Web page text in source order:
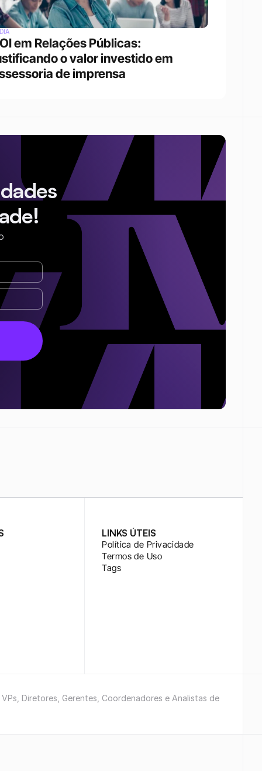
em Relações Públicas:
o valor investido em
de imprensa
LINKS ÚTEIS
Política de Privacidade
Termos de Uso
Tags
Diretores, Gerentes, Coordenadores e Analistas de